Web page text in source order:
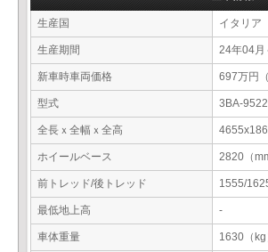
生産国 イタリア
生産期間 24年04月
新車時車両価格 697万円（
型式 3BA-
全長ｘ全幅ｘ全高
ホイールベース 2820（
前トレッド/後トレッド 1555/
最低地上高 -
車体重量 1630（kg